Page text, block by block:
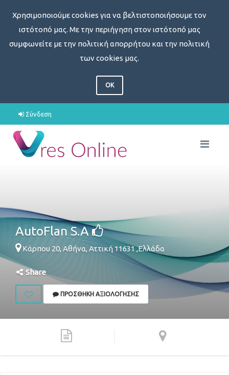
Χρησιμοποιούμε cookies για να βελτιστοποιήσουμε τον
ιστότοπό μας. Με την περιήγηση στον ιστότοπό μας
συμφωνείτε με την πολιτική απορρήτου και την πολιτική
των cookies μας.
OK
Σύνδεση
AutoFlan S.A
Κάρπου 20,Αθήνα,Αττική11631,Ελλάδα
Share
ΠΡΟΣΘΉΚΗ ΑΞΙΟΛΌΓΗΣΗΣ